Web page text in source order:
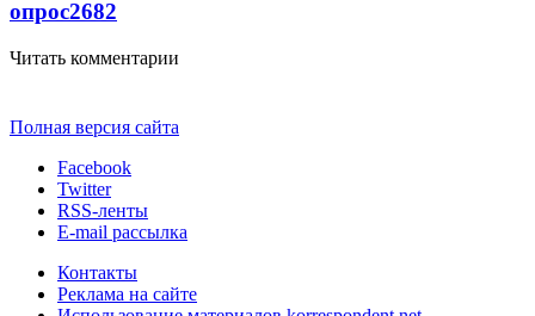
опрос2682
Читать комментарии
Полная версия сайта
Facebook
Twitter
RSS-ленты
E-mail рассылка
Контакты
Реклама на сайте